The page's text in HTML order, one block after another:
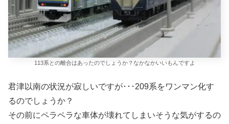
113系との離合はあったのでしょうか？なかなかいいもんですよ
君津以南の状況が寂しいですが･･･209系をワンマン化す
るのでしょうか？
その前にペラペラな車体が壊れてしまいそうな気がするの